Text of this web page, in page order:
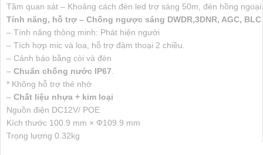
Tầm quan sát – Khoảng cách đèn led trợ sáng 50m, đèn hồng
Tính năng, hỗ trợ – Chống ngược sáng DWDR,3DNR, AGC, BLC
– Tính năng thông minh: Phát hiện người
– Tích hợp mic và loa, hỗ trợ đàm thoại 2 chiều.
– Cảnh báo bằng còi và đèn
– Chuẩn chống nước IP67.
* Không hỗ trợ thẻ nhớ
– Chất liệu nhựa + kim loại
Nguồn điện DC12V/ POE
Kích thước 100.9 mm × Φ109.9 mm
Trọng lượng 0.32kg